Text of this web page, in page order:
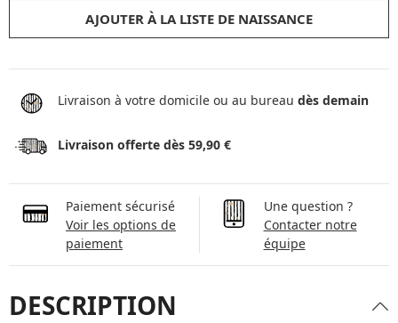
AJOUTER À LA LISTE DE NAISSANCE
Livraison à votre domicile ou au bureau dès demain
Livraison offerte dès 59,90 €
Paiement sécurisé
Voir les options de
paiement
Une question ?
Contacter notre
équipe
DESCRIPTION